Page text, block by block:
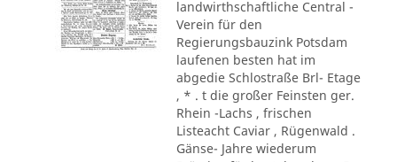
landwirthschaftliche Central -
Verein für den
Regierungsbauzink Potsdam
laufenen besten hat im
abgedie Schlostraße Brl- Etage
, * . t die großer Feinsten ger.
Rhein -Lachs , frischen
Listeacht Caviar , Rügenwald .
Gänse- Jahre wiederum